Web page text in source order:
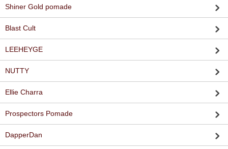
Shiner Gold pomade
Blast Cult
LEEHEYGE
NUTTY
Ellie Charra
Prospectors Pomade
DapperDan